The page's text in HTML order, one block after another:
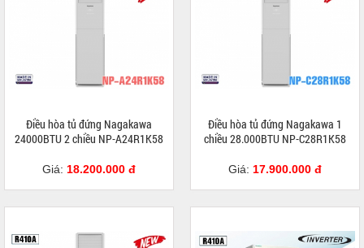
Điều hòa tủ đứng Nagakawa
24000BTU 2 chiều NP-A24R1K58
Giá: 18.200.000 đ
Điều hòa tủ đứng Nagakawa 1
chiều 28.000BTU NP-C28R1K58
Giá: 17.900.000 đ